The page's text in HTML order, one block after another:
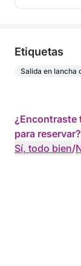
Etiquetas
Salida en lancha
¿Encontraste
para reservar?
Sí, todo bien/